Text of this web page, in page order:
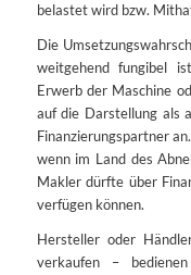
belastet wird bzw.
Die
weitgehend fungibel
Erwerb der Maschine
auf die Darstellung als
Finanzierungspartner
wenn im Land des
Makler dürfte über
verfügen können.
Hersteller oder
verkaufen –